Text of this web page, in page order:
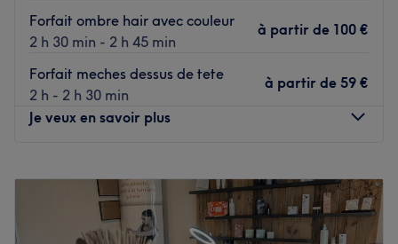
L’atmosphère : une ambiance conviviale dans un institut
moderne où vous vous sentirez détendu.
massages et les soins du visage.
Forfait ombre hair avec couleur
2 h 30 min - 2 h 45 min
à partir de 100 €
Forfait meches dessus de tete
2 h - 2 h 30 min
à partir de 59 €
Je veux en savoir plus
08:30–18:30
Fermé
08:30
18:30